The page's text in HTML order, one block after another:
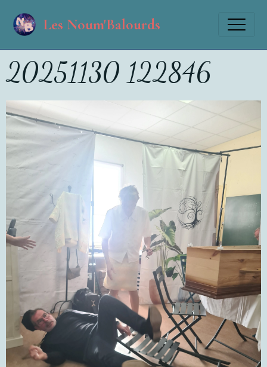
Les Noum'Balourds
20251130 122846